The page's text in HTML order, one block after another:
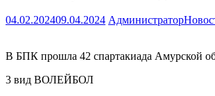
04.02.202409.04.2024 Администратор
В БПК прошла 42 спартакиада Амурской
3 вид ВОЛЕЙБОЛ